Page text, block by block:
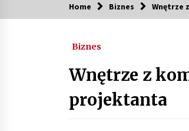
Popularne
1 miesiąc
Piece do
Home Biznes Wnętrze
Biznes
Wnętrze z
projektanta